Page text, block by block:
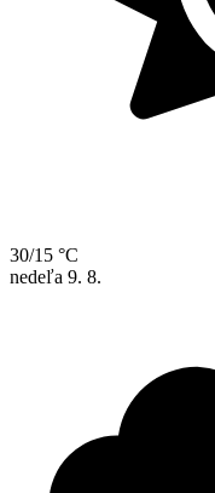
30/15 °C
nedeľa 9. 8.